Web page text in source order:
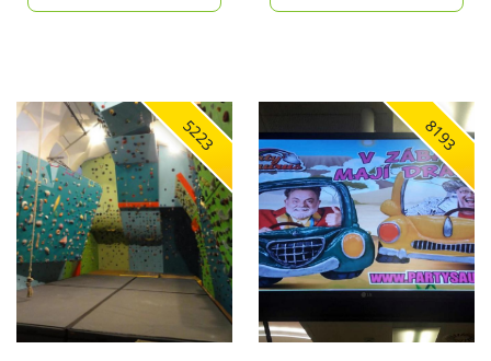
5223 8193